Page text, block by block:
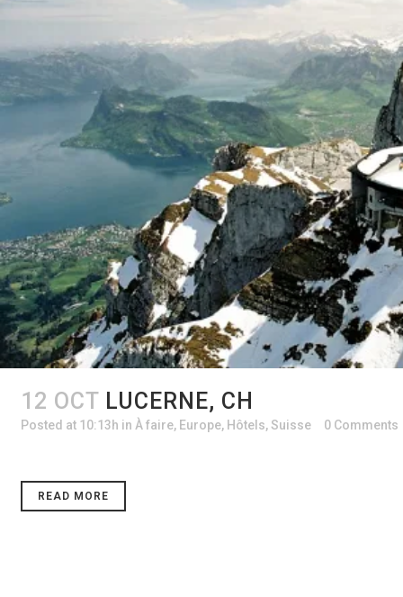
12 OCT LUCERNE, CH
Posted at 10:13h in À faire, Europe, Hôtels,Suisse 0 Comments
READ MORE